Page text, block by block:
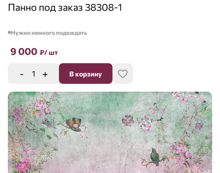
Панно под заказ 38308-1
Нужно немного подождать
9 000 ₽/ шт
- + В корзину